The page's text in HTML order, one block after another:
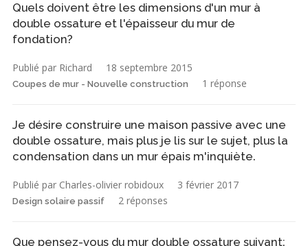
Quels doivent être les dimensions d'un mur à
double ossature et l'épaisseur du mur de
fondation?
Publié par Richard 18 septembre 2015
Coupes de mur - Nouvelle construction 1 réponse
Je désire construire une maison passive avec une
double ossature, mais plus je lis sur le sujet, plus la
condensation dans un mur épais m'inquiète.
Publié par Charles-olivier robidoux 3 février 2017
Design solaire passif 2 réponses
Que pensez-vous du mur double ossature suivant: